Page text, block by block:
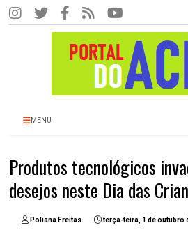
MENU
Produtos tecnológicos
desejos neste Dia das
Poliana Freitas terça-feira, 1 de outubro